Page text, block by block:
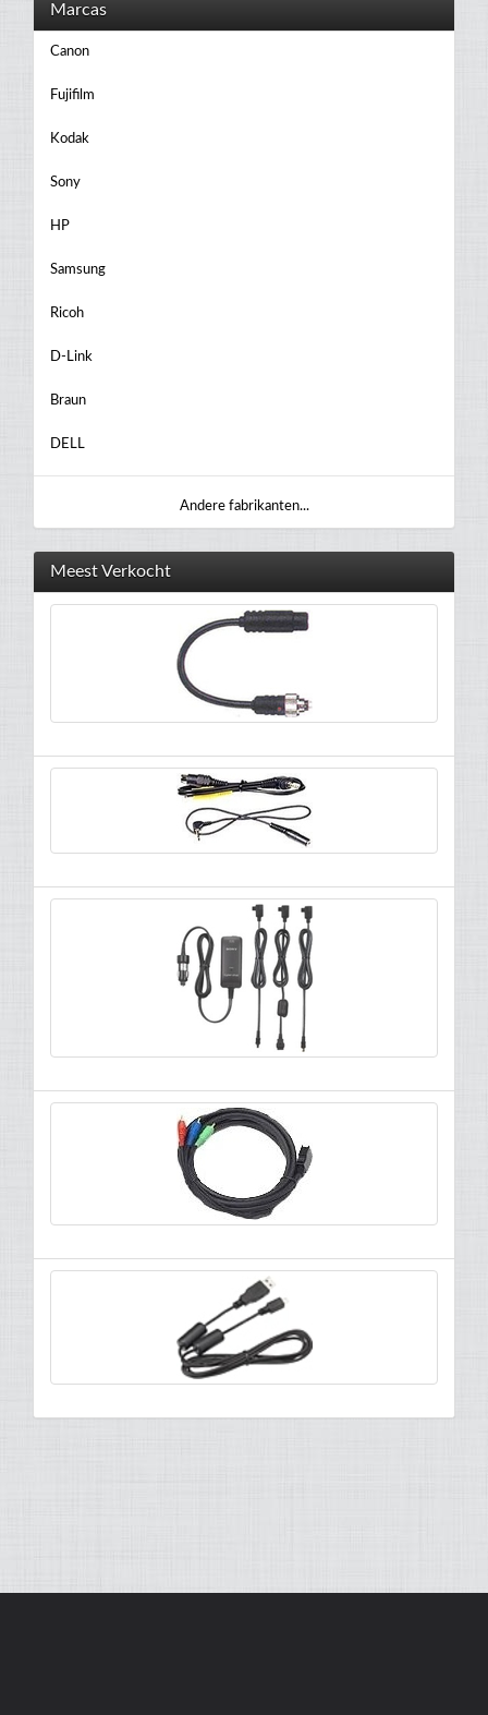
Marcas
Canon
Fujifilm
Kodak
Sony
HP
Samsung
Ricoh
D-Link
Braun
DELL
Andere fabrikanten...
Meest Verkocht